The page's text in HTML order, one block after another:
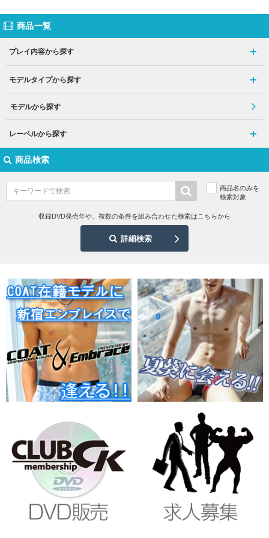
商品一覧
プレイ内容から探す
モデルタイプから探す
モデルから探す
レーベルから探す
商品検索
商品名のみを
検索対象
収録DVD発売年や、複数の条件を組み合わせた検索はこちらから
詳細検索